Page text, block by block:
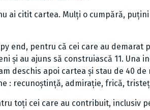
ai citit cartea. Mulți o cumpără,
end, pentru că cei care au demarat
și au ajuns să construiască 11. Una
deschis apoi cartea și stau de 40
: recunoștință, admirație, frică,
toți cei care au contribuit, inclusiv